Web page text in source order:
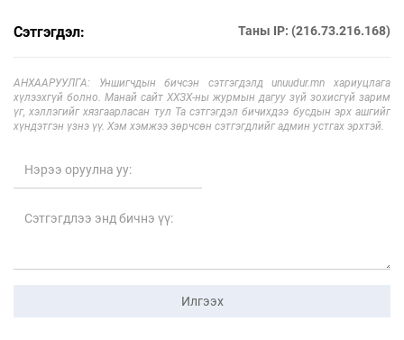
Сэтгэгдэл: Таны IP: (216.73.216.168)
АНХААРУУЛГА: Уншигчдын бичсэн сэтгэгдэлд unuudur.mn хариуцлага
хүлээхгүй болно. Манай сайт ХХЗХ-ны журмын дагуу зүй зохисгүй зарим
үг, хэллэгийг хязгаарласан тул Та сэтгэгдэл бичихдээ бусдын эрх ашгийг
хүндэтгэн үзнэ үү. Хэм хэмжээ зөрчсөн сэтгэгдлийг админ устгах эрхтэй.
Илгээх